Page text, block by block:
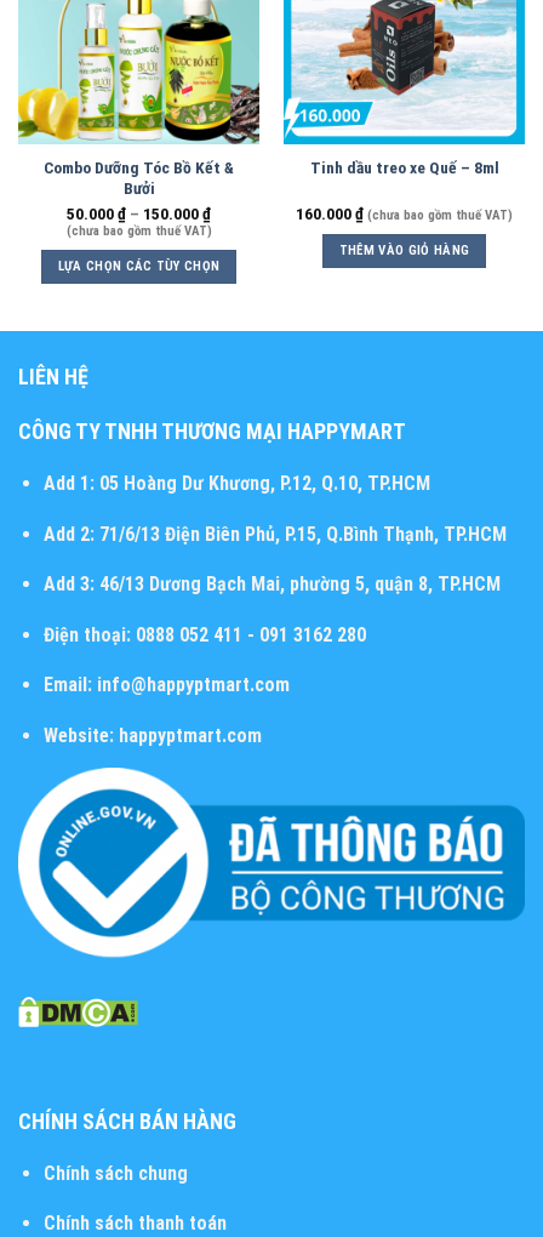
Combo Dưỡng Tóc Bồ Kết &
Bưởi
50.000₫ – 150.000₫
(chưa bao gồm thuế VAT)
LỰA CHỌN CÁC TÙY CHỌN
Tinh dầu treo xe Quế – 8ml
160.000₫ (chưa bao gồm thuế VAT)
THÊM VÀO GIỎ HÀNG
LIÊN HỆ
CÔNG TY TNHH THƯƠNG MẠI HAPPYMART
Add 1:05 Hoàng Dư Khương, P.12, Q.10, TP.HCM
Add 2:71/6/13 Điện Biên Phủ, P.15, Q.Bình Thạnh, TP.HCM
Add 3:46/13 Dương Bạch Mai, phường 5, quận 8, TP.HCM
Điện thoại:0888 052 411 - 091 3162 280
Email:info@happyptmart.com
Website: happyptmart.com
CHÍNH SÁCH BÁN HÀNG
Chính sách chung
Chính sách thanh toán